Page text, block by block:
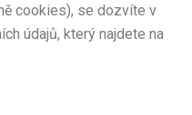
cookies), se dozvíte v
údajů, který najdete na